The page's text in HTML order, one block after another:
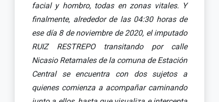
facial y hombro, todas en zonas vitales. Y
finalmente, alrededor de las 04:30 horas de
ese día 8 de noviembre de 2020, el imputado
RUIZ RESTREPO transitando por calle
Nicasio Retamales de la comuna de Estación
Central se encuentra con dos sujetos a
quienes comienza a acompañar caminando